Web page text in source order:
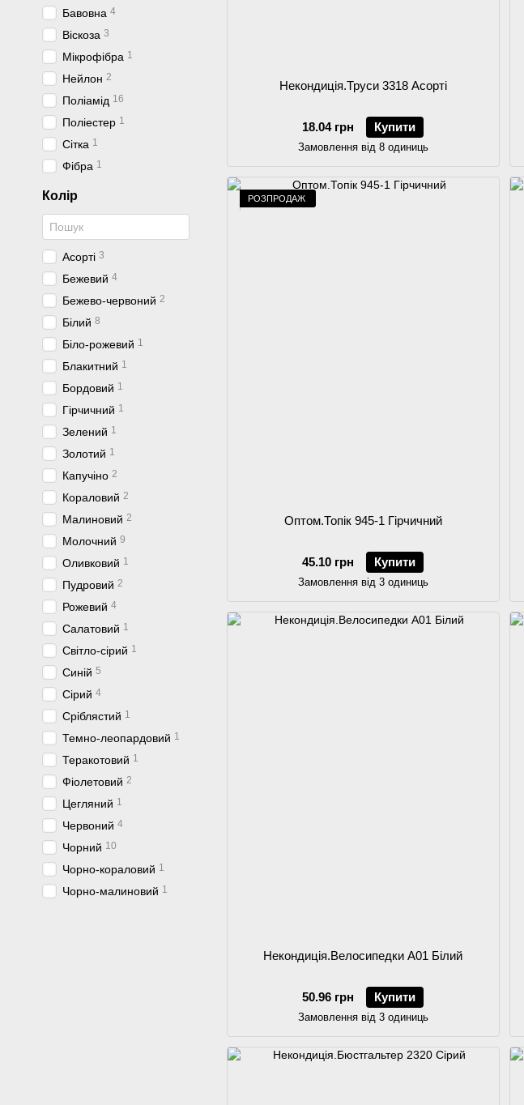
Некондиція.Труси 3318 Асорті
18.04 грн Купити
Замовлення від 8 одиниць
РОЗПРОДАЖ
Оптом.Топік 945-1 Гірчичний
45.10 грн Купити
Замовлення від 3 одиниць
Некондиція.Велосипедки A01 Білий
50.96 грн Купити
Замовлення від 3 одиниць
Бавовна 4
Віскоза 3
Мікрофібра 1
Нейлон 2
Поліамід 16
Поліестер 1
Сітка 1
Фібра 1
Колір
Аcорті 3
Бежевий 4
Бежево-червоний 2
Білий 8
Біло-рожевий 1
Блакитний 1
Бордовий 1
Гірчичний 1
Зелений 1
Золотий 1
Капучіно 2
Кораловий 2
Малиновий 2
Молочний 9
Оливковий 1
Пудровий 2
Рожевий 4
Салатовий 1
Світло-сірий 1
Синій 5
Сірий 4
Сріблястий 1
Темно-леопардовий 1
Теракотовий 1
Фіолетовий 2
Цегляний 1
Червоний 4
Чорний 10
Чорно-кораловий 1
Чорно-малиновий 1